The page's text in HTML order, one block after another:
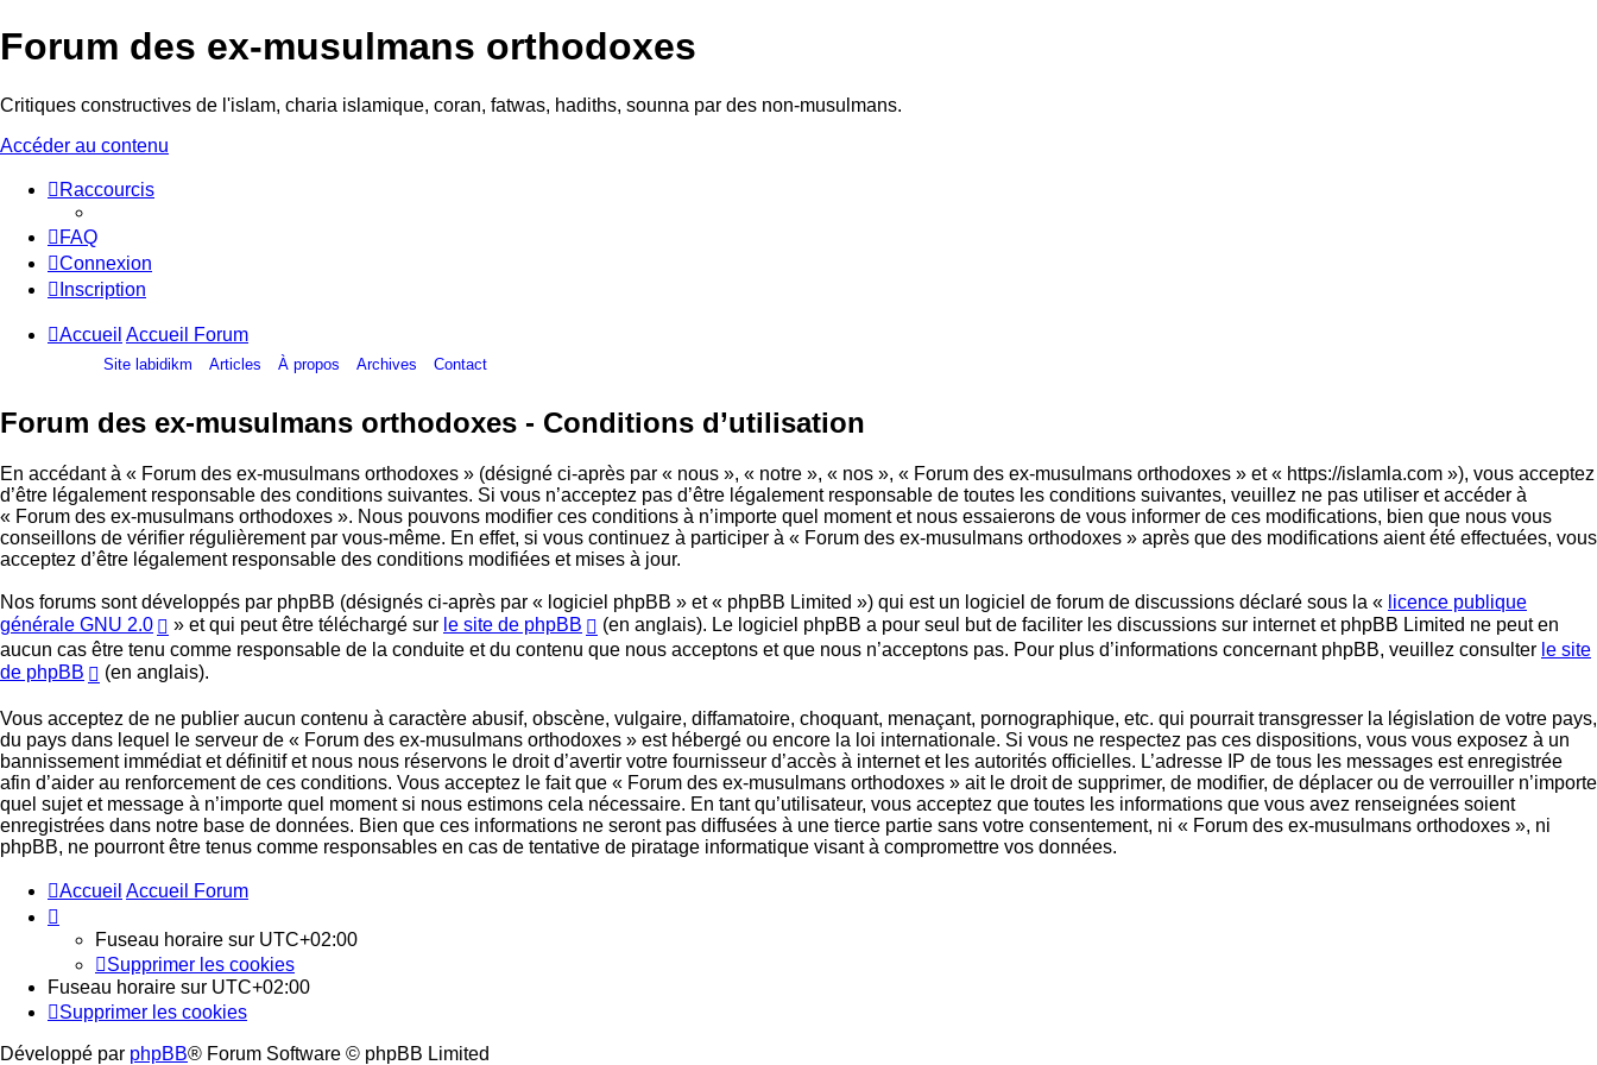
Forum des ex-musulmans orthodoxes
Critiques constructives de l'islam, charia islamique, coran, fatwas, hadiths, sounna par des non-musulmans.
Accéder au contenu
Raccourcis
FAQ
Connexion
Inscription
Accueil Accueil Forum
Site labidikm Articles À propos Archives Contact
Forum des ex-musulmans orthodoxes - Conditions d’utilisation
En accédant à « Forum des ex-musulmans orthodoxes » (désigné ci-après par « nous », « notre », « nos », « Forum des ex-musulmans orthodoxes » et « https://islamla.com »), vous acceptez
d’être légalement responsable des conditions suivantes. Si vous n’acceptez pas d’être légalement responsable de toutes les conditions suivantes, veuillez ne pas utiliser et accéder à
« Forum des ex-musulmans orthodoxes ». Nous pouvons modifier ces conditions à n’importe quel moment et nous essaierons de vous informer de ces modifications, bien que nous vous
conseillons de vérifier régulièrement par vous-même. En effet, si vous continuez à participer à « Forum des ex-musulmans orthodoxes » après que des modifications aient été effectuées, vous
acceptez d’être légalement responsable des conditions modifiées et mises à jour.
Nos forums sont développés par phpBB (désignés ci-après par « logiciel phpBB » et « phpBB Limited ») qui est un logiciel de forum de discussions déclaré sous la « licence publique
générale GNU 2.0
» et qui peut être téléchargé sur le site de phpBB
(en anglais). Le logiciel phpBB a pour seul but de faciliter les discussions sur internet et phpBB Limited ne peut en
aucun cas être tenu comme responsable de la conduite et du contenu que nous acceptons et que nous n’acceptons pas. Pour plus d’informations concernant phpBB, veuillez consulter le site
de phpBB
(en anglais).
Vous acceptez de ne publier aucun contenu à caractère abusif, obscène, vulgaire, diffamatoire, choquant, menaçant, pornographique, etc. qui pourrait transgresser la législation de votre pays,
du pays dans lequel le serveur de « Forum des ex-musulmans orthodoxes » est hébergé ou encore la loi internationale. Si vous ne respectez pas ces dispositions, vous vous exposez à un
bannissement immédiat et définitif et nous nous réservons le droit d’avertir votre fournisseur d’accès à internet et les autorités officielles. L’adresse IP de tous les messages est enregistrée
afin d’aider au renforcement de ces conditions. Vous acceptez le fait que « Forum des ex-musulmans orthodoxes » ait le droit de supprimer, de modifier, de déplacer ou de verrouiller n’importe
quel sujet et message à n’importe quel moment si nous estimons cela nécessaire. En tant qu’utilisateur, vous acceptez que toutes les informations que vous avez renseignées soient
enregistrées dans notre base de données. Bien que ces informations ne seront pas diffusées à une tierce partie sans votre consentement, ni « Forum des ex-musulmans orthodoxes », ni
phpBB, ne pourront être tenus comme responsables en cas de tentative de piratage informatique visant à compromettre vos données.
Accueil Accueil Forum
Fuseau horaire sur UTC+02:00
Supprimer les cookies
Fuseau horaire sur UTC+02:00
Supprimer les cookies
Développé par phpBB® Forum Software © phpBB Limited